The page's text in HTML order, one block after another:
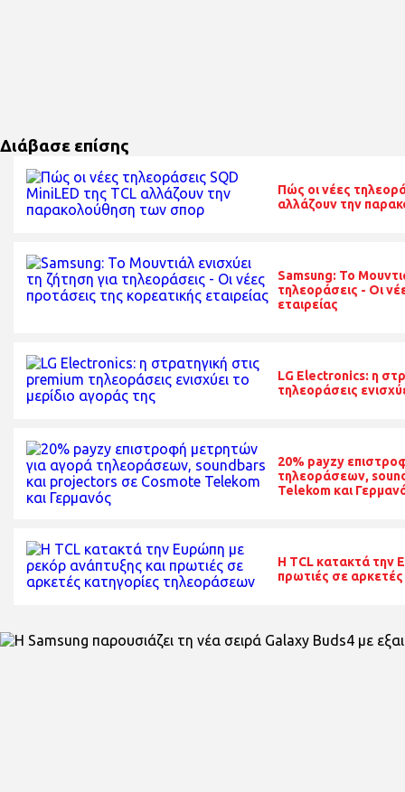
Διάβασε επίσης
Πώς οι νέες
αλλάζουν την
Samsung: Το
τηλεοράσεις - Οι
εταιρείας
LG Electronics: η
τηλεοράσεις
20% payzy
τηλεοράσεων,
Telekom και
Η TCL κατακτά την
πρωτιές σε